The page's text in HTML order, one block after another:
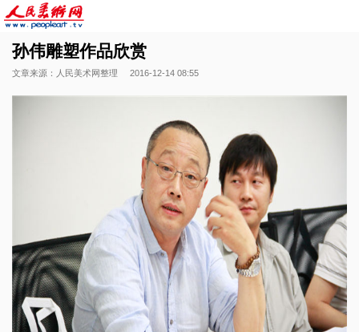
孙伟雕塑作品欣赏
文章来源：人民美术网整理 2016-12-14 08:55